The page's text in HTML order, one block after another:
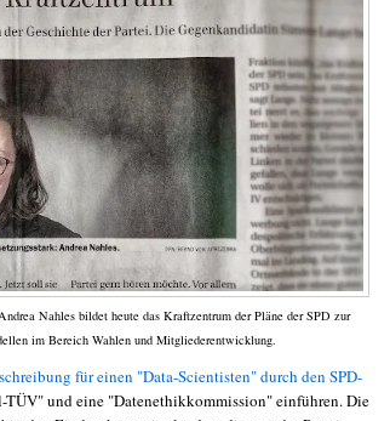
Nahles bildet heute das Kraftzentrum der Pläne der SPD zur
im Bereich Wahlen und Mitgliederentwicklung.
für einen "Data-Scientisten" durch den SPD-
und eine "Datenethikkommission" einführen. Die